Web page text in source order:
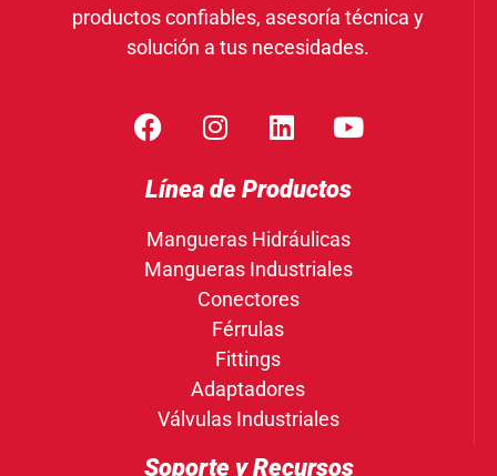
productos confiables, asesoría técnica y
solución a tus necesidades.
Línea de Productos
Mangueras Hidráulicas
Mangueras Industriales
Conectores
Férrulas
Fittings
Adaptadores
Válvulas Industriales
Soporte y Recursos